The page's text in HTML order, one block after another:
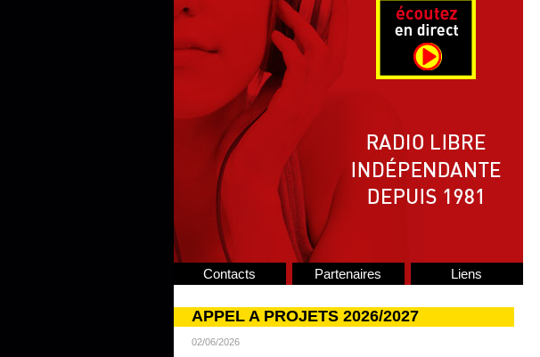
Contacts Partenaires Liens
APPEL A PROJETS 2026/2027
02/06/2026